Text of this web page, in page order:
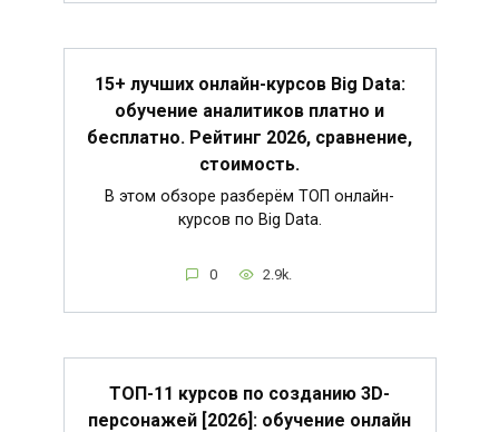
15+ лучших онлайн-курсов Big Data:
обучение аналитиков платно и
бесплатно. Рейтинг 2026, сравнение,
стоимость.
В этом обзоре разберём ТОП онлайн-
курсов по Big Data.
0 2.9k.
ТОП-11 курсов по созданию 3D-
персонажей [2026]: обучение онлайн